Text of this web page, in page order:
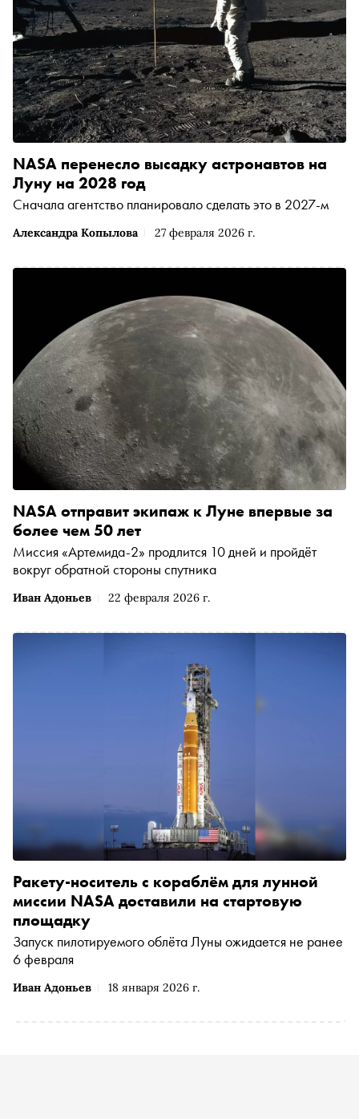
Александра Копылова 27 февраля 2026 г.
NASA перенесло высадку астронавтов на
Луну на 2028 год
Сначала агентство планировало сделать это в 2027-м
Иван Адоньев 22 февраля 2026 г.
NASA отправит экипаж к Луне впервые за
более чем 50 лет
Миссия «Артемида-2» продлится 10 дней и пройдёт
вокруг обратной стороны спутника
Иван Адоньев 18 января 2026 г.
Ракету-носитель с кораблём для лунной
миссии NASA доставили на стартовую
площадку
Запуск пилотируемого облёта Луны ожидается не ранее
6 февраля